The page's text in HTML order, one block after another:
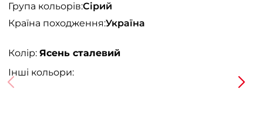
Група кольорів:Сірий
Країна походження:Україна
Колір: Ясень сталевий
Інші кольори: